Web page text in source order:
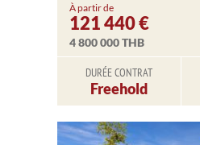
À partir de
121 440 €
4 800 000 THB
DURÉE CONTRAT
Freehold